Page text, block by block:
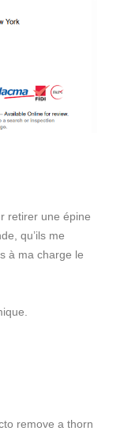
retirer une épine
qu’ils me
à ma charge le
remove a thorn